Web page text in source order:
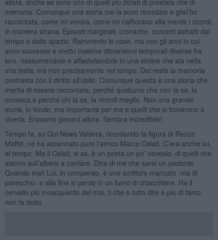
memoria. Comunque una storia me la sono ricordata e gliel’ho
raccontata, come mi veniva, come mi riaffiorano alla mente i ricordi,
in maniera strana. Episodi marginali, cronache, concetti astratti dal
tempo e dallo spazio. Rammento le cose, ma non gli anni in cui
sono successe e metto insieme dimensioni temporali diverse fra
loro, riassumendole e affastellandole in una sintesi che sta nella
mia testa, ma non precisamente nel tempo. Del resto la memoria
contrasta con il diritto all’oblio. Comunque questa è una storia che
merita di essere raccontata, perché qualcuno che non la sa, la
conosca e perché chi la sa, la ricordi meglio. Non una grande
storia, in fondo, ma importante per me e quelli che si trovarono a
viverla. Eravamo giovani allora. Sembra incredibile!
Tempo fa, su Qui News Valdera, ricordando la figura di Renzo
Maffei, ne ha accennato pure l’amico Marco Celati. C’era anche lui,
al tempo. Ma il Celati, si sa, è un poeta un po’ vanesio, di quelli che
stanno sull’albero a cantare. Dice di me che sarei un pedante.
Quando mai! Lui, in compenso, è uno scrittore mancato -ma di
parecchio- e alla fine si perde in un fumo di chiacchiere. Ha il
cervello più innacquerito del mio, il che è tutto dire e più di tanto
non fa testo.